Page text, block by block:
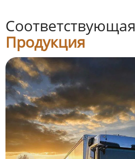
Соответствующая
Продукция